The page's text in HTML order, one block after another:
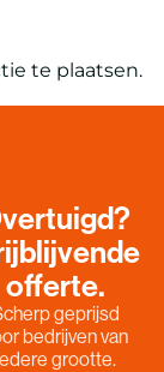
te plaatsen.
offerte.
geprijsd
bedrijven van
grootte.